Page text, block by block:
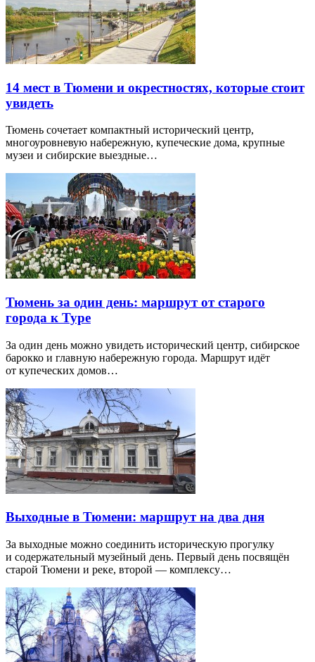
14 мест в Тюмени и окрестностях, которые стоит
увидеть
Тюмень сочетает компактный исторический центр,
многоуровневую набережную, купеческие дома, крупные
музеи и сибирские выездные…
Тюмень за один день: маршрут от старого
города к Туре
За один день можно увидеть исторический центр, сибирское
барокко и главную набережную города. Маршрут идёт
от купеческих домов…
Выходные в Тюмени: маршрут на два дня
За выходные можно соединить историческую прогулку
и содержательный музейный день. Первый день посвящён
старой Тюмени и реке, второй — комплексу…